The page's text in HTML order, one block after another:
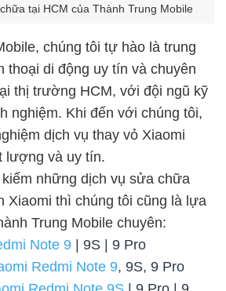
tại HCM của Thành Trung Mobile
chúng tôi tự hào là trung
thoại di động uy tín và chuyên
thị trường HCM, với đội ngũ kỹ
nghiệm. Khi đến với chúng tôi,
dịch vụ thay vỏ Xiaomi
lượng và uy tín.
những dịch vụ sửa chữa
Xiaomi thì chúng tôi cũng là lựa
Trung Mobile chuyên:
Note 9 | 9S | 9 Pro
Redmi Note 9, 9S, 9 Pro